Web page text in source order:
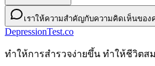
เราให้ความสำคัญกับความคิดเห็นขอ
DepressionTest.co
ทําให้การสํารวจง่ายขึ้น ทําให้ชีวิต